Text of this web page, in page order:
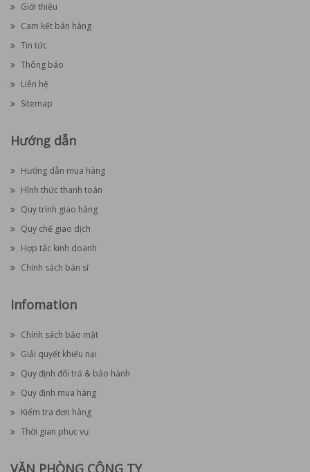
Giới thiệu
Cam kết bán hàng
Tin tức
Thông báo
Liên hệ
Sitemap
Hướng dẫn
Hướng dẫn mua hàng
Hình thức thanh toán
Quy trình giao hàng
Quy chế giao dịch
Hợp tác kinh doanh
Chính sách bán sỉ
Infomation
Chính sách bảo mật
Giải quyết khiếu nại
Quy định đổi trả & bảo hành
Quy định mua hàng
Kiểm tra đơn hàng
Thời gian phục vụ
VĂN PHÒNG CÔNG TY